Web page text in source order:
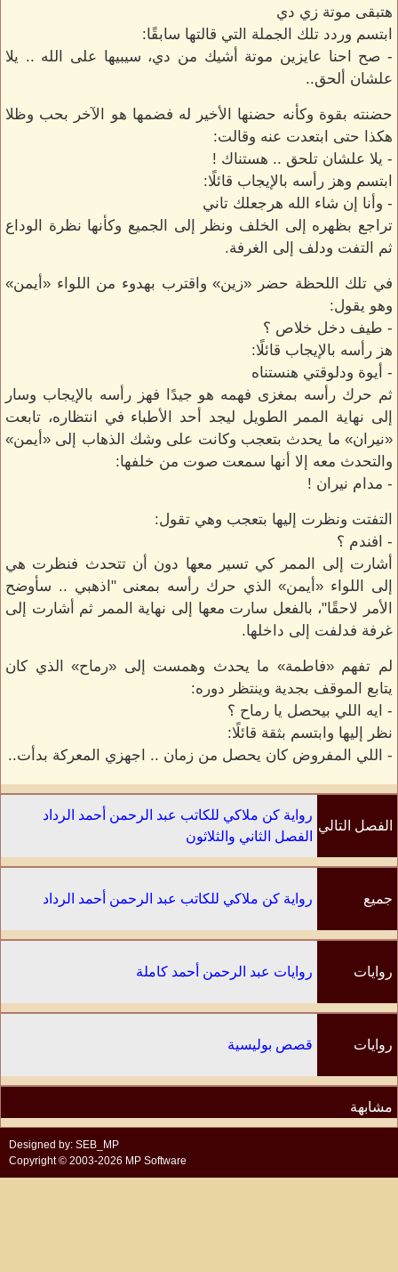
هتبقى موتة زي دي
ابتسم وردد تلك الجملة التي قالتها سابقًا:
- صح احنا عايزين موتة أشيك من دي، سيبيها على الله .. يلا
علشان ألحق..
حضنته بقوة وكأنه حضنها الأخير له فضمها هو الآخر بحب وظلا
هكذا حتى ابتعدت عنه وقالت:
- يلا علشان تلحق .. هستناك !
ابتسم وهز رأسه بالإيجاب قائلًا:
- وأنا إن شاء الله هرجعلك تاني
تراجع بظهره إلى الخلف ونظر إلى الجميع وكأنها نظرة الوداع
ثم التفت ودلف إلى الغرفة.
في تلك اللحظة حضر «زين» واقترب بهدوء من اللواء «أيمن»
وهو يقول:
- طيف دخل خلاص ؟
هز رأسه بالإيجاب قائلًا:
- أيوة ودلوقتي هنستناه
ثم حرك رأسه بمغزى فهمه هو جيدًا فهز رأسه بالإيجاب وسار
إلى نهاية الممر الطويل ليجد أحد الأطباء في انتظاره، تابعت
«نيران» ما يحدث بتعجب وكانت على وشك الذهاب إلى «أيمن»
والتحدث معه إلا أنها سمعت صوت من خلفها:
- مدام نيران !
التفتت ونظرت إليها بتعجب وهي تقول:
- افندم ؟
أشارت إلى الممر كي تسير معها دون أن تتحدث فنظرت هي
إلى اللواء «أيمن» الذي حرك رأسه بمعنى "اذهبي .. سأوضح
الأمر لاحقًا"، بالفعل سارت معها إلى نهاية الممر ثم أشارت إلى
غرفة فدلفت إلى داخلها.
لم تفهم «فاطمة» ما يحدث وهمست إلى «رماح» الذي كان
يتابع الموقف بجدية وينتظر دوره:
- ايه اللي بيحصل يا رماح ؟
نظر إليها وابتسم بثقة قائلًا:
- اللي المفروض كان يحصل من زمان .. اجهزي المعركة بدأت..
الفصل التالي
رواية كن ملاكي للكاتب عبد الرحمن أحمد الرداد
الفصل الثاني والثلاثون
جميع رواية كن ملاكي للكاتب عبد الرحمن أحمد الرداد
روايات روايات عبد الرحمن أحمد كاملة
روايات
مشابهة
قصص بوليسية
Designed by: SEB_MP
Copyright © 2003-2026 MP Software